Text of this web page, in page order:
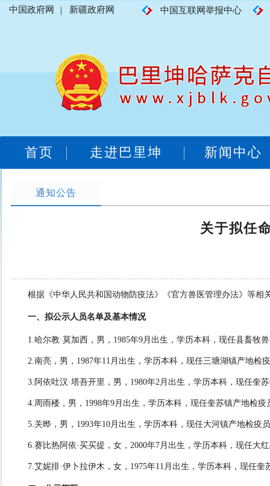
中国政府网 | 新疆政府网 中国互联网举报中心
首页 走进巴里坤 新闻中心
通知公告
关于拟任
根据《中华人民共和国动物防疫法》《官方兽医管理办法》等
一、拟公示人员名单及基本情况
1.哈尔教·莫加西 ， 男 ， 1985年9 月出生，学历本科 ，现任县畜牧
2.南亮 ， 男 ， 1987年11 月出生，学历本科 ，现任三塘湖镇产地检
3.阿依吐汉·塔吾开里，男 ， 1980年2 月出生，学历本科 ，现任奎
4.周雨楼，男 ， 1998年9月 出生，学历本科 ，现任奎苏镇产地检疫
5.关晔，男 ， 1993年10 月出生，学历本科 ，现任大河镇产地检疫员
6.赛比热阿依·买买提，女 ， 2000年7 月出生，学历本科 ，现任大
7.艾妮排·伊卜拉伊木，女 ， 1975年11月 出生，学历本科 ，现任奎